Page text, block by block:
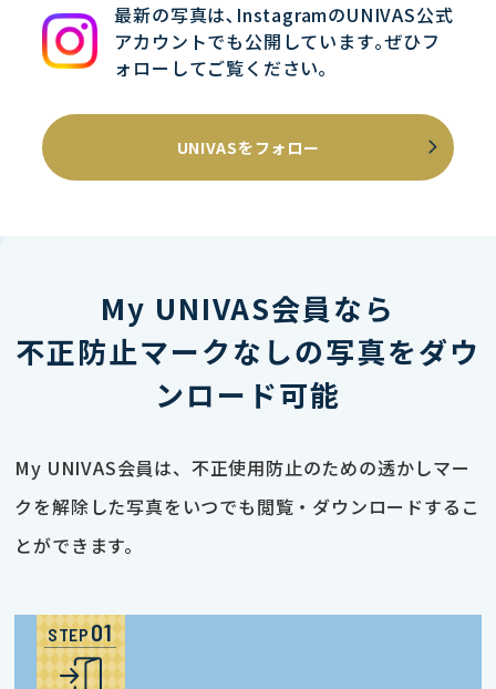
最新の写真は､InstagramのUNIVAS公式
アカウントでも公開しています｡ぜひフ
ォローしてご覧ください｡
UNIVASをフォロー
My UNIVAS会員なら
不正防止マークなしの写真をダウ
ンロード可能
My UNIVAS会員は、不正使用防止のための透かしマー
クを解除した写真をいつでも閲覧・ダウンロードするこ
とができます。
STEP